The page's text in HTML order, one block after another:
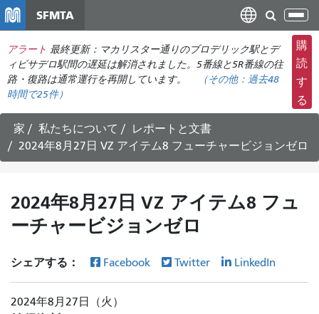
ン
コ
ン
ン
ツ
に
移
SFMTA
ナ
ビ
ゲ
ー
シ
ョ
の
切
替
え
アラート 最終更新：マカリスター通りのブロデリック駅とデ
ィビサデロ駅間の遅延は解消されました。5番線と5R番線の往
路・復路は通常運行を再開しています。
（その他： 過去48
時間で25件）
購
読
す
る
家 私たちについて
レポートと文書
2024年8月27日 VZ アイテム8 フューチャービジョンゼロ
2024年8月27日 VZ アイテム8 フュ
ーチャービジョンゼロ
シェアする： Facebook Twitter LinkedIn
2024年8月27日（火）